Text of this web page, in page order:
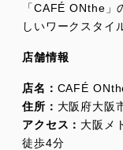
「CAFÉ ONthe
しいワークスタイ
店舗情報
店名： CAFÉ
住所： 大阪府大阪
アクセス： 大阪メ
徒歩4分